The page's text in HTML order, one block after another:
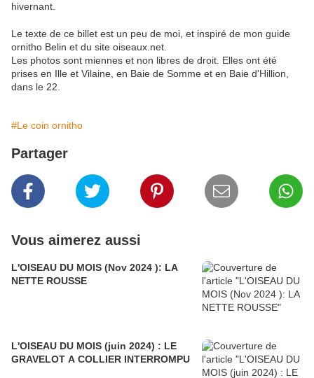
hivernant.
Le texte de ce billet est un peu de moi, et inspiré de mon guide
ornitho Belin et du site oiseaux.net.
Les photos sont miennes et non libres de droit. Elles ont été
prises en Ille et Vilaine, en Baie de Somme et en Baie d'Hillion,
dans le 22.
#Le coin ornitho
Partager
Vous aimerez aussi
L'OISEAU DU MOIS (Nov 2024 ): LA
NETTE ROUSSE
L'OISEAU DU MOIS (juin 2024) : LE
GRAVELOT A COLLIER INTERROMPU